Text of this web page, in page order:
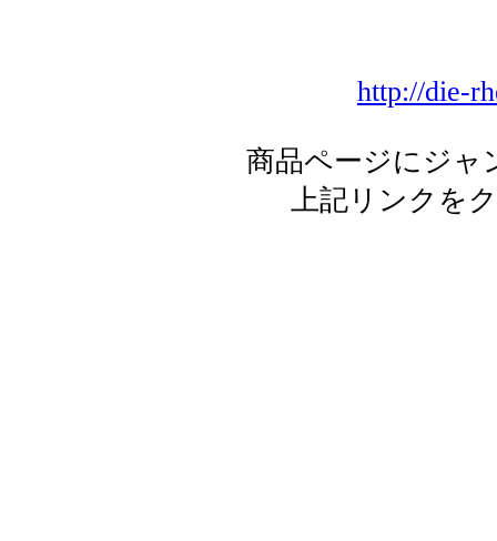
http://die-
商品ページにジャ
上記リンクを